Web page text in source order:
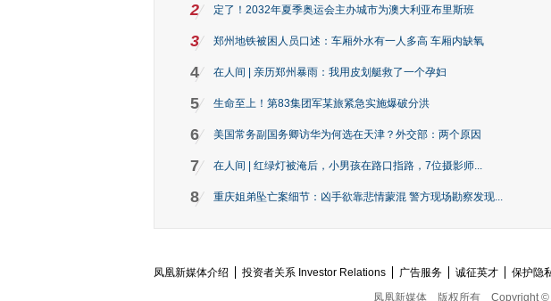
2 定了！2032年夏季奥运会主办城市为澳大利亚布里斯班
3 郑州地铁被困人员口述：车厢外水有一人多高 车厢内缺氧
4 在人间 | 亲历郑州暴雨：我用皮划艇救了一个孕妇
5 生命至上！第83集团军某旅紧急实施爆破分洪
6 美国常务副国务卿访华为何选在天津？外交部：两个原因
7 在人间 | 红绿灯被淹后，小男孩在路口指路，7位摄影师...
8 重庆姐弟坠亡案细节：凶手欲靠悲情蒙混 警方现场勘察发现...
凤凰新媒体介绍 投资者关系 Investor Relations 广告服务 诚征英才 保护隐
凤凰新媒体
版权所有 Copyright ©